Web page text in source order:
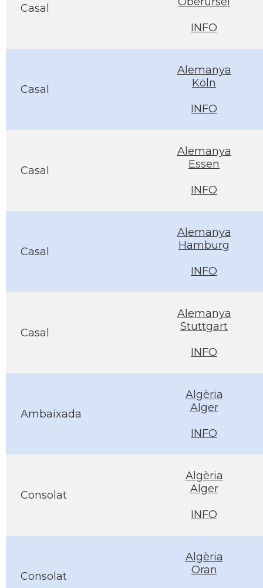
Casal
INFO
Casal
Alemanya
Köln
INFO
Casal
Alemanya
Essen
INFO
Casal
Alemanya
Hamburg
INFO
Casal
Alemanya
Stuttgart
INFO
Ambaixada
Algèria
Alger
INFO
Consolat
Algèria
Alger
INFO
Consolat
Algèria
Oran